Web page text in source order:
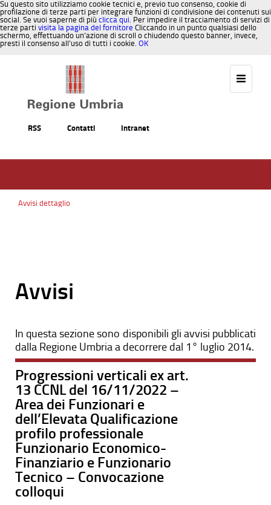
Su questo sito utilizziamo cookie tecnici e, previo tuo consenso, cookie di
profilazione di terze parti per integrare funzioni di condivisione dei contenuti sui
social. Se vuoi saperne di più clicca qui. Per impedire il tracciamento di servizi di
terze parti visita la pagina del fornitore Cliccando in un punto qualsiasi dello
schermo, effettuando un’azione di scroll o chiudendo questo banner, invece,
presti il consenso all’uso di tutti i cookie. OK
RSS Contatti Intranet
Avvisi dettaglio
Avvisi
In questa sezione sono disponibili gli avvisi pubblicati
dalla Regione Umbria a decorrere dal 1° luglio 2014.
Progressioni verticali ex art.
13 CCNL del 16/11/2022 –
Area dei Funzionari e
dell’Elevata Qualificazione
profilo professionale
Funzionario Economico-
Finanziario e Funzionario
Tecnico – Convocazione
colloqui